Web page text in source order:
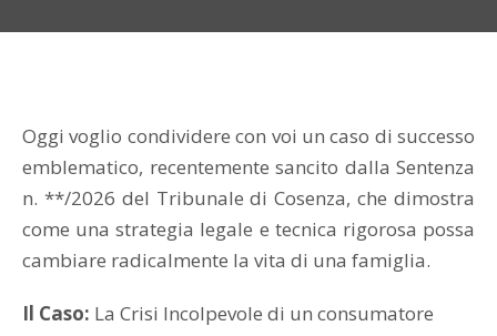
Oggi voglio condividere con voi un caso di successo
emblematico, recentemente sancito dalla Sentenza
n. **/2026 del Tribunale di Cosenza, che dimostra
come una strategia legale e tecnica rigorosa possa
cambiare radicalmente la vita di una famiglia.
Il Caso: La Crisi Incolpevole di un consumatore